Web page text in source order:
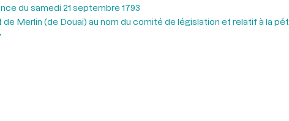
du samedi 21 septembre 1793
Merlin (de Douai) au nom du comité de législation et relatif à la